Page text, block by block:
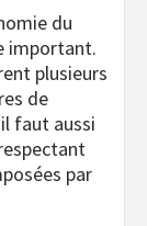
du
important.
plusieurs
de
faut aussi
par